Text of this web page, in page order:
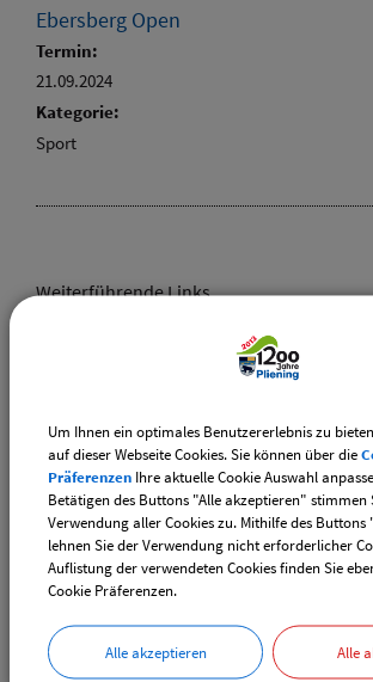
Ebersberg Open
Termin:
21.09.2024
Kategorie:
Sport
Weiterführende Links
Vereinsangebote speziell für junge Leute
Diese Vereine bieten Veranstaltungen
Downloads
Den gewählten Termin als VCS-
downloaden
Den gewählten Termin als iCal-
downloaden
Um Ihnen ein optimales Benutzererlebnis zu
auf dieser Webseite Cookies. Sie können über die
Präferenzen Ihre aktuelle Cookie Auswahl
Betätigen des Buttons "Alle akzeptieren" stimmen
Verwendung aller Cookies zu. Mithilfe des Buttons
lehnen Sie der Verwendung nicht erforderlicher
Auflistung der verwendeten Cookies finden Sie
Cookie Präferenzen.
Alle akzeptieren Alle